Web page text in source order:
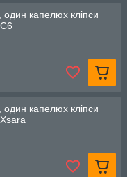
капелюх кліпси
капелюх кліпси